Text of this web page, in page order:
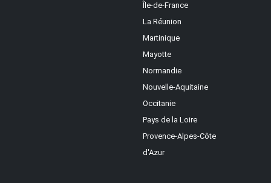
Île-de-France
La Réunion
Martinique
Mayotte
Normandie
Nouvelle-Aquitaine
Occitanie
Pays de la Loire
Provence-Alpes-Côte
d'Azur